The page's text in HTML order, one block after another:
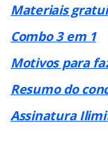
Materiais
Combo 3 em 1
Motivos para
Resumo do
Assinatura